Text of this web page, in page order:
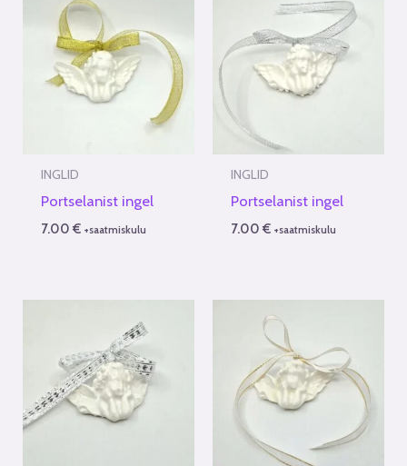
INGLID
Portselanist ingel
7.00€ +saatmiskulu
INGLID
Portselanist ingel
7.00€ +saatmiskulu